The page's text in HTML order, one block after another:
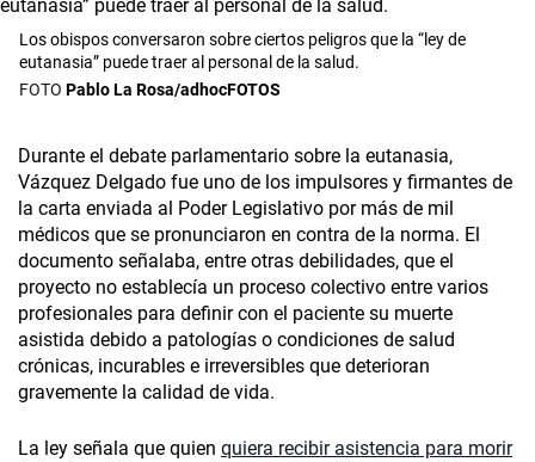
Los obispos conversaron sobre ciertos peligros que la “ley de
eutanasia” puede traer al personal de la salud.
Pablo La Rosa/adhocFOTOS
Durante el debate parlamentario sobre la eutanasia,
Vázquez Delgado fue uno de los impulsores y firmantes de
la carta enviada al Poder Legislativo por más de mil
médicos que se pronunciaron en contra de la norma. El
documento señalaba, entre otras debilidades, que el
proyecto no establecía un proceso colectivo entre varios
profesionales para definir con el paciente su muerte
asistida debido a patologías o condiciones de salud
crónicas, incurables e irreversibles que deterioran
gravemente la calidad de vida.
La ley señala que quien quiera recibir asistencia para morir